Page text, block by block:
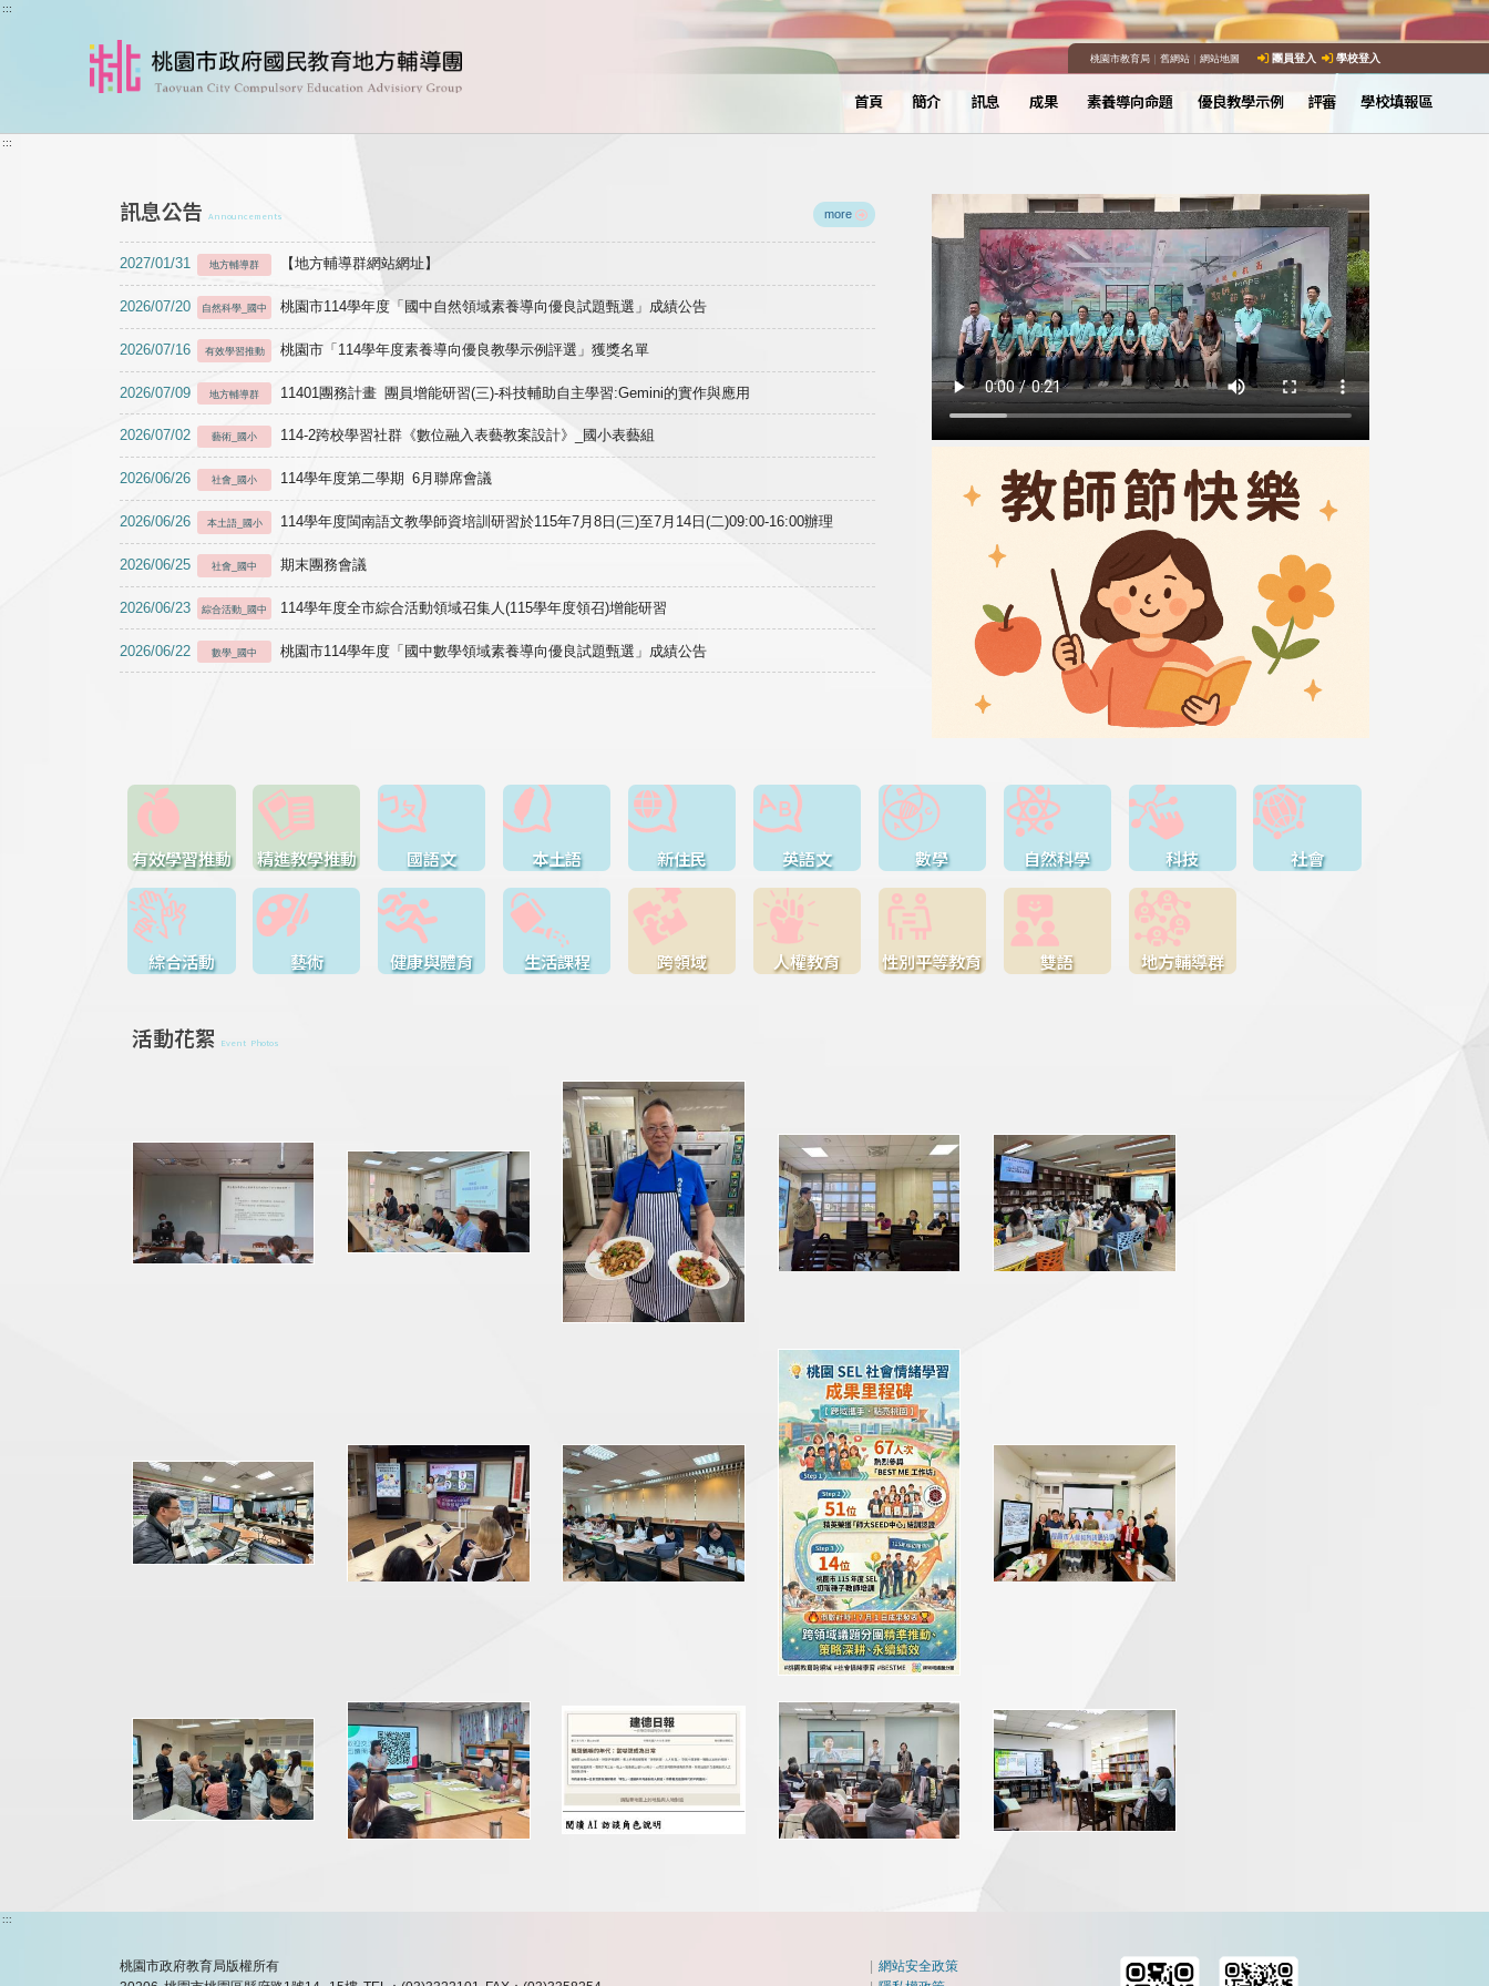
跳到主要內容
:::
桃園市教育局｜ 舊網站｜ 網站地圖 團員登入 學校登入
首頁 簡介 訊息 成果 素養導向命題 優良教學示例 評審 學校填報區
:::
訊息公告 Announcements more
2027/01/31 地方輔導群 【地方輔導群網站網址】
2026/07/20 自然科學_國中 桃園市114學年度「國中自然領域素養導向優良試題甄選」成績公告
2026/07/16 有效學習推動 桃園市「114學年度素養導向優良教學示例評選」獲獎名單
2026/07/09 地方輔導群 11401團務計畫 團員增能研習(三)-科技輔助自主學習:Gemini的實作與應用
2026/07/02 藝術_國小 114-2跨校學習社群《數位融入表藝教案設計》_國小表藝組
2026/06/26 社會_國小 114學年度第二學期 6月聯席會議
2026/06/26 本土語_國小 114學年度閩南語文教學師資培訓研習於115年7月8日(三)至7月14日(二)09:00-16:00辦理
2026/06/25 社會_國中 期末團務會議
2026/06/23 綜合活動_國中 114學年度全市綜合活動領域召集人(115學年度領召)增能研習
2026/06/22 數學_國中 桃園市114學年度「國中數學領域素養導向優良試題甄選」成績公告
有效學習推動 精進教學推動 國語文 本土語 新住民 英語文 數學 自然科學 科技 社會
綜合活動 藝術 健康與體育 生活課程 跨領域 人權教育 性別平等教育 雙語 地方輔導群
活動花絮 Event Photos
:::
桃園市政府教育局版權所有
|網站安全政策